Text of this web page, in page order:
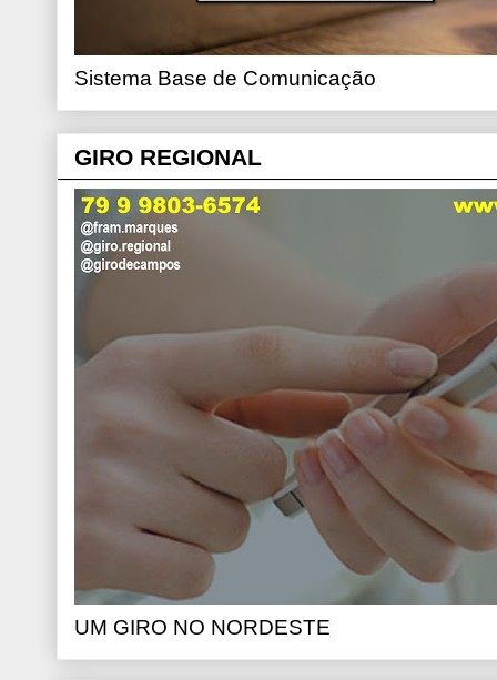
Sistema Base de Comunicação
GIRO REGIONAL
UM GIRO NO NORDESTE